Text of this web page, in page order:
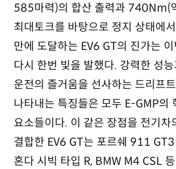
585마력)의 합산 출력과 740Nm(
최대토크를 바탕으로 정지 상태
만에 도달하는 EV6 GT의 진가는
다시 한번 빛을 발했다. 강력한 성
운전의 즐거움을 선사하는 드리프
나타내는 특징들은 모두 E-GMP의
요소들이다. 이 같은 장점을 전기차
결합한 EV6 GT는 포르쉐 911
혼다 시빅 타입 R, BMW M4 CSL